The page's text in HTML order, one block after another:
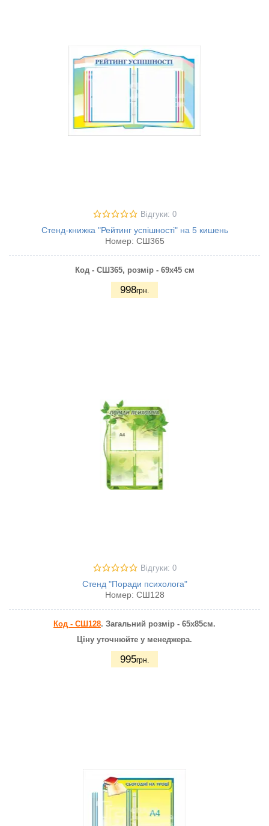
Відгуки: 0
Стенд-книжка "Рейтинг успішності" на 5 кишень
Номер: СШ365
Код - СШ365, розмір - 69х45 см
998грн.
Відгуки: 0
Стенд "Поради психолога"
Номер: СШ128
Код - СШ128. Загальний розмір - 65х85см.
Ціну уточнюйте у менеджера.
995грн.